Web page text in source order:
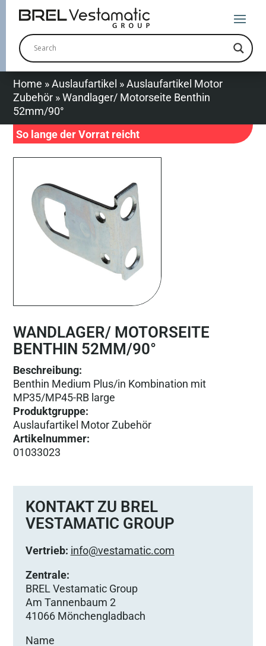
Home »Auslaufartikel »Auslaufartikel Motor
Zubehör »Wandlager/ Motorseite Benthin
52mm/90°
So lange der Vorrat reicht
WANDLAGER/ MOTORSEITE
BENTHIN 52MM/90°
Beschreibung:
Benthin Medium Plus/in Kombination mit
MP35/MP45-RB large
Produktgruppe:
Auslaufartikel Motor Zubehör
Artikelnummer:
01033023
KONTAKT ZU BREL
VESTAMATIC GROUP
Vertrieb: info@vestamatic.com
Zentrale:
BREL Vestamatic Group
Am Tannenbaum 2
41066 Mönchengladbach
Name